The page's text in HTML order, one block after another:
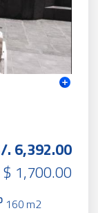
. 6,392.00
$ 1,700.00
160 m2